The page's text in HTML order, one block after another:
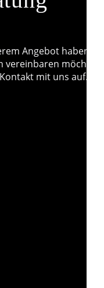
Angebot haben
möchten,
mit uns auf.